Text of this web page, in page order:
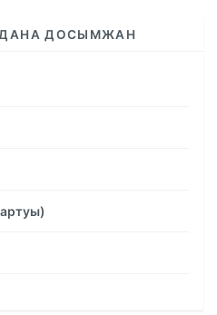
ДОСЫМЖАН